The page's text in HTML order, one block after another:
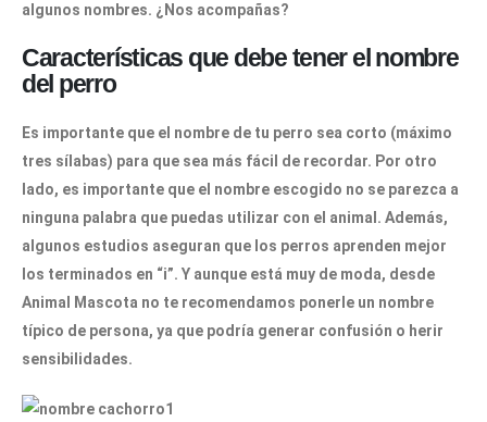
algunos nombres. ¿Nos acompañas?
Características que debe tener el nombre
del perro
Es importante que el nombre de tu perro sea corto (máximo
tres sílabas) para que sea más fácil de recordar. Por otro
lado, es importante que el nombre escogido no se parezca a
ninguna palabra que puedas utilizar con el animal. Además,
algunos estudios aseguran que los perros aprenden mejor
los terminados en “i”. Y aunque está muy de moda, desde
Animal Mascota no te recomendamos ponerle un nombre
típico de persona, ya que podría generar confusión o herir
sensibilidades.